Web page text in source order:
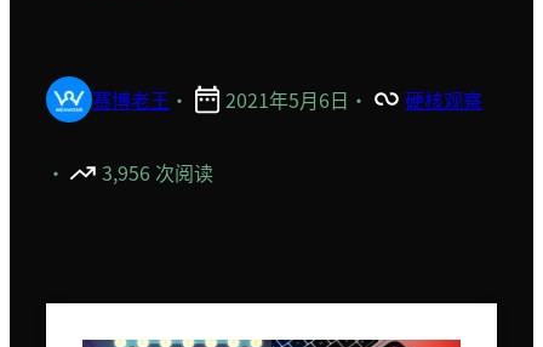
赛博老王 · 2021年5月6日 · 硬核观察
· 3,956 次阅读